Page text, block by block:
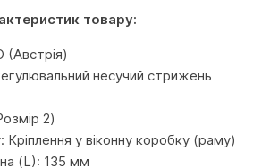
товару:
(Австрія)
несучий стрижень
2)
у віконну коробку (раму)
(L): 135 мм